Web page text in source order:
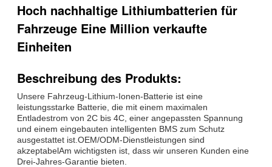
Hoch nachhaltige Lithiumbatterien für
Fahrzeuge Eine Million verkaufte
Einheiten
Beschreibung des Produkts:
Unsere Fahrzeug-Lithium-Ionen-Batterie ist eine
leistungsstarke Batterie, die mit einem maximalen
Entladestrom von 2C bis 4C, einer angepassten Spannung
und einem eingebauten intelligenten BMS zum Schutz
ausgestattet ist.OEM/ODM-Dienstleistungen sind
akzeptabelAm wichtigsten ist, dass wir unseren Kunden eine
Drei-Jahres-Garantie bieten.